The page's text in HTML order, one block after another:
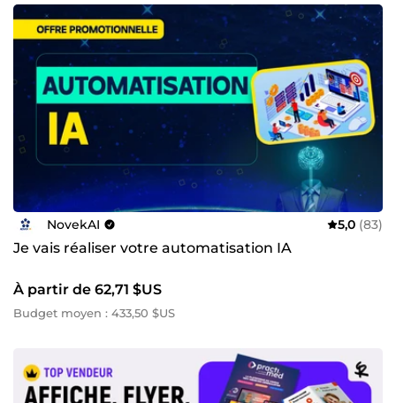
NovekAI 5,0 (83)
Je vais réaliser votre automatisation IA
À partir de 62,71 $US
Budget moyen : 433,50 $US